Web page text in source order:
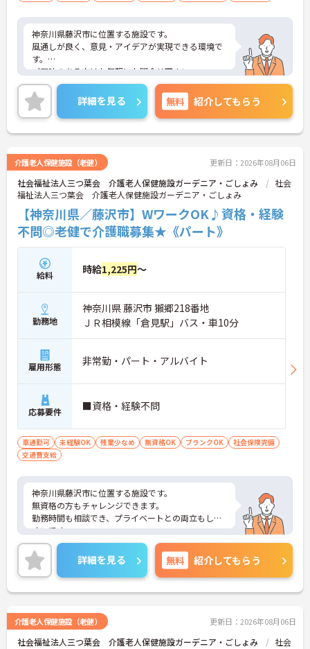
神奈川県藤沢市に位置する施設です。
風通しが良く、意見・アイデアが実現できる環境で
す。
ご興味のある方はお気軽にお問合せ下さい。
詳細を見る 無料 紹介してもらう
介護老人保健施設（老健） 更新日：2026年08月06日
社会福祉法人三つ葉会 介護老人保健施設ガーデニア・ごしょみ
社会
福祉法人三つ葉会 介護老人保健施設ガーデニア・ごしょみ
【神奈川県／藤沢市】WワークOK♪資格・経験
不問◎老健で介護職募集★《パート》
給料 時給1,225円～
勤務地
神奈川県 藤沢市 獺郷218番地
ＪＲ相模線「倉見駅」バス・車10分
雇用形態 非常勤・パート・アルバイト
応募要件 ■資格・経験不問
車通勤可 未経験OK 残業少なめ 無資格OK ブランクOK
社会保険完備
交通費支給
神奈川県藤沢市に位置する施設です。
無資格の方もチャレンジできます。
勤務時間も相談でき、プライベートとの両立もしや
すいです。
ご興味のある方はお気軽にお問合せ下さい。
詳細を見る 無料 紹介してもらう
介護老人保健施設（老健） 更新日：2026年08月06日
社会福祉法人三つ葉会 介護老人保健施設ガーデニア・ごしょみ
社会